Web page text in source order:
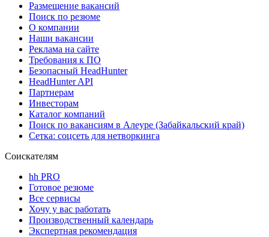
Размещение вакансий
Поиск по резюме
О компании
Наши вакансии
Реклама на сайте
Требования к ПО
Безопасный HeadHunter
HeadHunter API
Партнерам
Инвесторам
Каталог компаний
Поиск по вакансиям в Алеуре (Забайкальский край)
Сетка: соцсеть для нетворкинга
Соискателям
hh PRO
Готовое резюме
Все сервисы
Хочу у вас работать
Производственный календарь
Экспертная рекомендация